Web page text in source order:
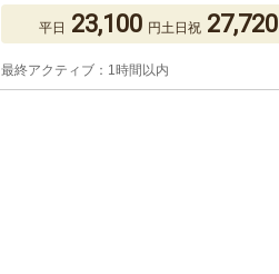
平日 23,100 円土日祝 27,720
最終アクティブ：1時間以内